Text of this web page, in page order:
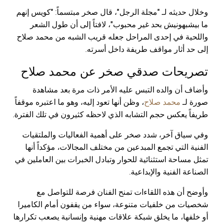
وخلال حديثه لـ "مجلة الرجل"، قال صخر مبتسماً: "كويس إنهم
ما بيشبهونيش بحد غير محبوب"، لافتاً إلى أن طول الشعر
واللحية في إحدى المراحل جعله قريب الشبه من محمد صلاح
إلى حد أثار مواقف طريفة داخل أسرته.
تصريحات صدقي صخر عن محمد صلاح
وأضاف أن والده التبس عليه الأمر ذات مرة بعد مشاهدة
صورة لـ محمد صلاح، وظن أنها تعود إليه، وهو ما اعتبره موقفاً
طريفاً يعكس حجم التشابه الذي لاحظه كثيرون في تلك الفترة.
وفي سياق آخر، شدد صخر على أهمية الفعاليات والملتقيات
الفنية التي تجمع المبدعين من مختلف المجالات، مؤكداً أنها
تمثل مساحة استثنائية للحوار وتبادل الخبرات بين العاملين في
الصناعة الفنية والإبداعية.
وأوضح أن هذه اللقاءات تمنح الفنان فرصة للتواصل مع
شخصيات من خلفيات متنوعة، سواء من يقفون أمام الكاميرا
أو خلفها، ما يخلق شبكة علاقات مهنية وإنسانية يصعب تكرارها